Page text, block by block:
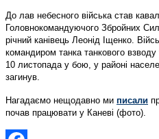
До лав небесного війська став
Головнокомандуючого Збройних
річний канівець Леонід Іщенко.
командиром танка танкового взводу
10 листопада у бою, у районі
загинув.
Нагадаємо нещодавно ми писали
почав працювати у Каневі (фото).